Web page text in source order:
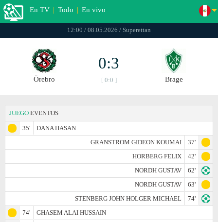
En TV | Todo | En vivo
12:00 / 08.05.2026 / Superettan
Örebro
0:3
[ 0:0 ] Brage
JUEGO EVENTOS
35'
DANA HASAN
GRANSTROM GIDEON KOUMAI
37'
HORBERG FELIX
42'
NORDH GUSTAV
62'
NORDH GUSTAV
63'
STENBERG JOHN HOLGER MICHAEL
74'
74'
GHASEM ALAI HUSSAIN